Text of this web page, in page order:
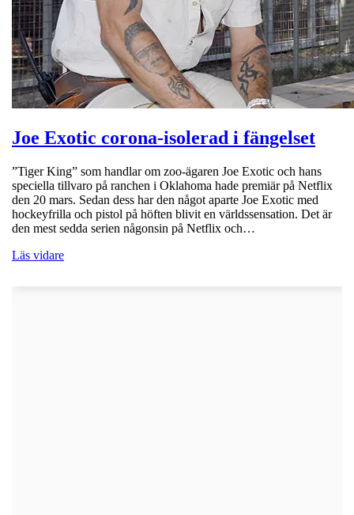
Joe Exotic corona-isolerad i fängelset
”Tiger King” som handlar om zoo-ägaren Joe Exotic och hans
speciella tillvaro på ranchen i Oklahoma hade premiär på Netflix
den 20 mars. Sedan dess har den något aparte Joe Exotic med
hockeyfrilla och pistol på höften blivit en världssensation. Det är
den mest sedda serien någonsin på Netflix och…
Läs vidare